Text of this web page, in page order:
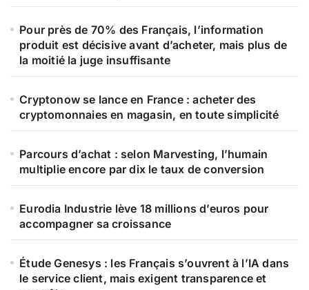
Pour près de 70% des Français, l’information
produit est décisive avant d’acheter, mais plus de
la moitié la juge insuffisante
Cryptonow se lance en France : acheter des
cryptomonnaies en magasin, en toute simplicité
Parcours d’achat : selon Marvesting, l’humain
multiplie encore par dix le taux de conversion
Eurodia Industrie lève 18 millions d’euros pour
accompagner sa croissance
Étude Genesys : les Français s’ouvrent à l’IA dans
le service client, mais exigent transparence et